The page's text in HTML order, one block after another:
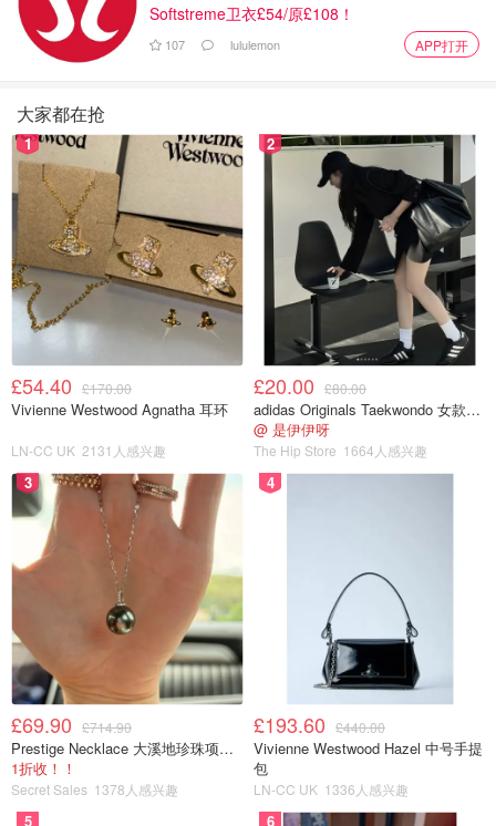
Hello Kitty、库洛米、美乐蒂、玉桂狗
这些超火的三丽鸥明
星联名里都有！下面就让我们详细了解一下本次
麦当劳X三
丽鸥X游戏王联名的10款全新角色吧：
人气玩偶名
称
英文 角色推荐理由
黑魔导女孩
My Melody as
Dark
Girl
美乐蒂，那位总是带着甜美微笑的
小兔子，如今化身强大的黑魔导女
孩，挥舞手中的魔杖自信又勇敢！
库洛米
欧西里斯的
天空龙
Kuromi as
Slifer the Sky
Dragon
叛逆的库洛米变身霸气的欧西里斯
的天空龙，充满了巨大的能量，身
披酷炫的红色斗篷，随时都能在天
Cinnamoroll
as Blue-Eyes
Dragon
青眼白龙联想到一起，难道是因为
角色的配色看起来比较和谐？u1s1
化身青眼白龙的玉桂狗瞬间威风了
许多！
凯蒂猫
黑魔术师
Hello Kitty as
Dark
Magician
少女心鼻祖Hello Kitty化身黑魔术
师，紫色魔法帽子和长袍让她的形
象充满了神秘的魅力！
布丁狗
被封印的艾
as Exodia the
可可爱爱的布丁狗居然成为了被封
Softstreme卫衣£54/原£108！
107 lululemon APP打开
大家都在抢
1
£54.40 £170.00
Vivienne Westwood Agnatha 耳环
LN-CC UK 2131人感兴趣
2
£20.00 £80.00
adidas Originals Taekwondo 女款黑色运动鞋
@ 是伊伊呀
The Hip Store 1664人感兴趣
3
£69.90 £714.90
Prestige Necklace 大溪地珍珠项链 10-11mm
1折收！！
Secret Sales 1378人感兴趣
4
£193.60 £440.00
Vivienne Westwood Hazel 中号手提
包
LN-CC UK 1336人感兴趣
5 6